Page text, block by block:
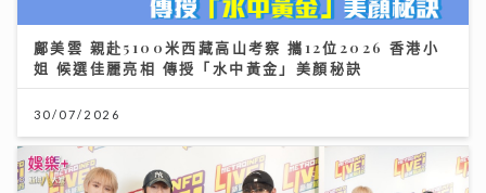
鄺美雲 親赴5100米西藏高山考察 攜12位2026 香港小
姐 候選佳麗亮相 傳授「水中黃金」美顏秘訣
30/07/2026